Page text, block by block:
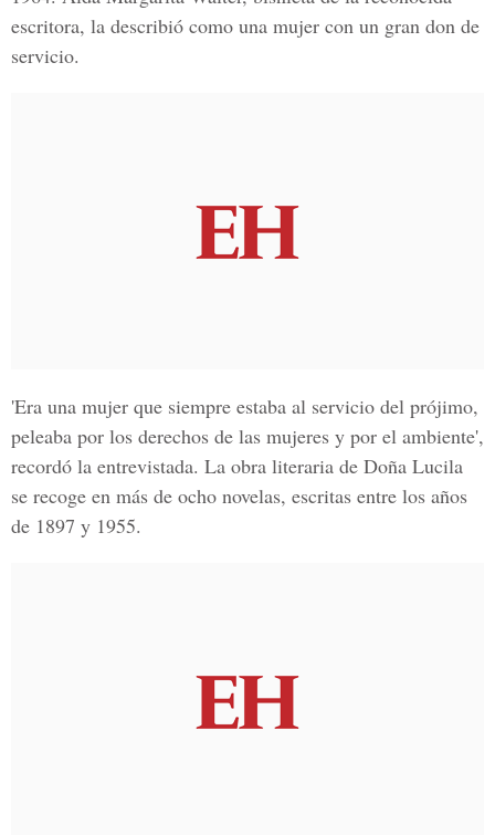
escritora, la describió como una mujer con un gran don de
servicio.
'Era una mujer que siempre estaba al servicio del prójimo,
peleaba por los derechos de las mujeres y por el ambiente',
recordó la entrevistada. La obra literaria de Doña Lucila
se recoge en más de ocho novelas, escritas entre los años
de 1897 y 1955.